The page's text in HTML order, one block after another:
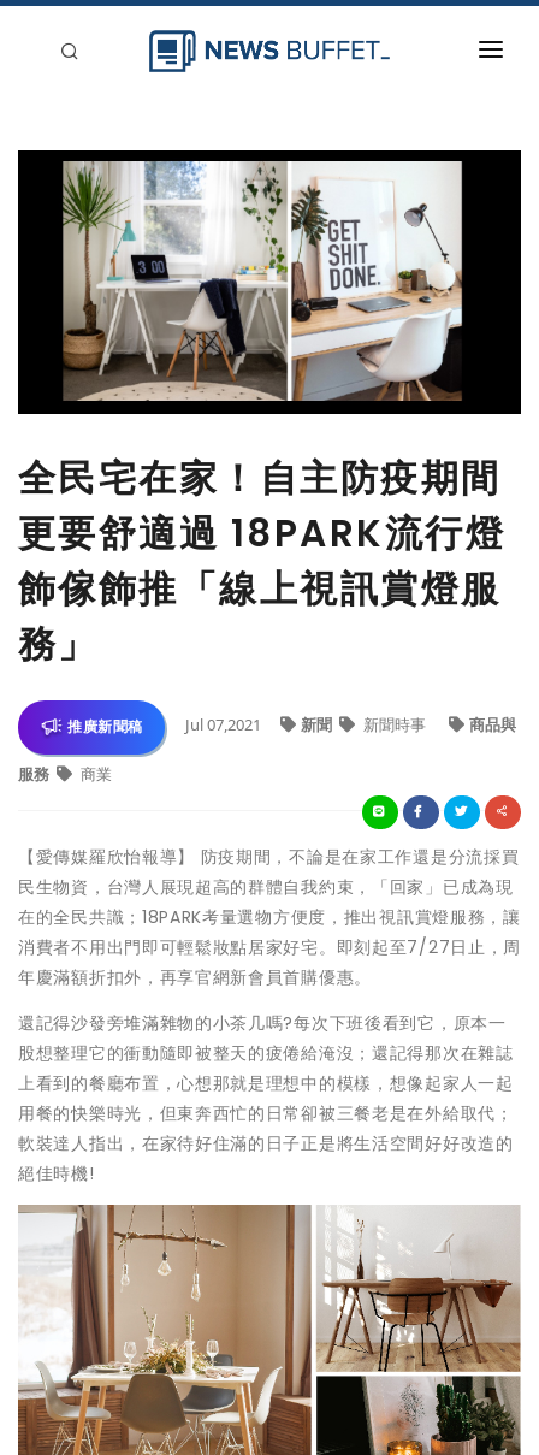
新聞稿分類
登入
刊登
全民宅在家！自主防疫期間
更要舒適過 18PARK流行燈
飾傢飾推「線上視訊賞燈服
務」
推廣新聞稿 Jul 07,2021 新聞 新聞時事 商品與
服務 商業
【愛傳媒羅欣怡報導】 防疫期間，不論是在家工作還是分流採買
民生物資，台灣人展現超高的群體自我約束，「回家」已成為現
在的全民共識；18PARK考量選物方便度，推出視訊賞燈服務，讓
消費者不用出門即可輕鬆妝點居家好宅。即刻起至7/27日止，周
年慶滿額折扣外，再享官網新會員首購優惠。
還記得沙發旁堆滿雜物的小茶几嗎?每次下班後看到它，原本一
股想整理它的衝動隨即被整天的疲倦給淹沒；還記得那次在雜誌
上看到的餐廳布置，心想那就是理想中的模樣，想像起家人一起
用餐的快樂時光，但東奔西忙的日常卻被三餐老是在外給取代；
軟裝達人指出，在家待好住滿的日子正是將生活空間好好改造的
絕佳時機!